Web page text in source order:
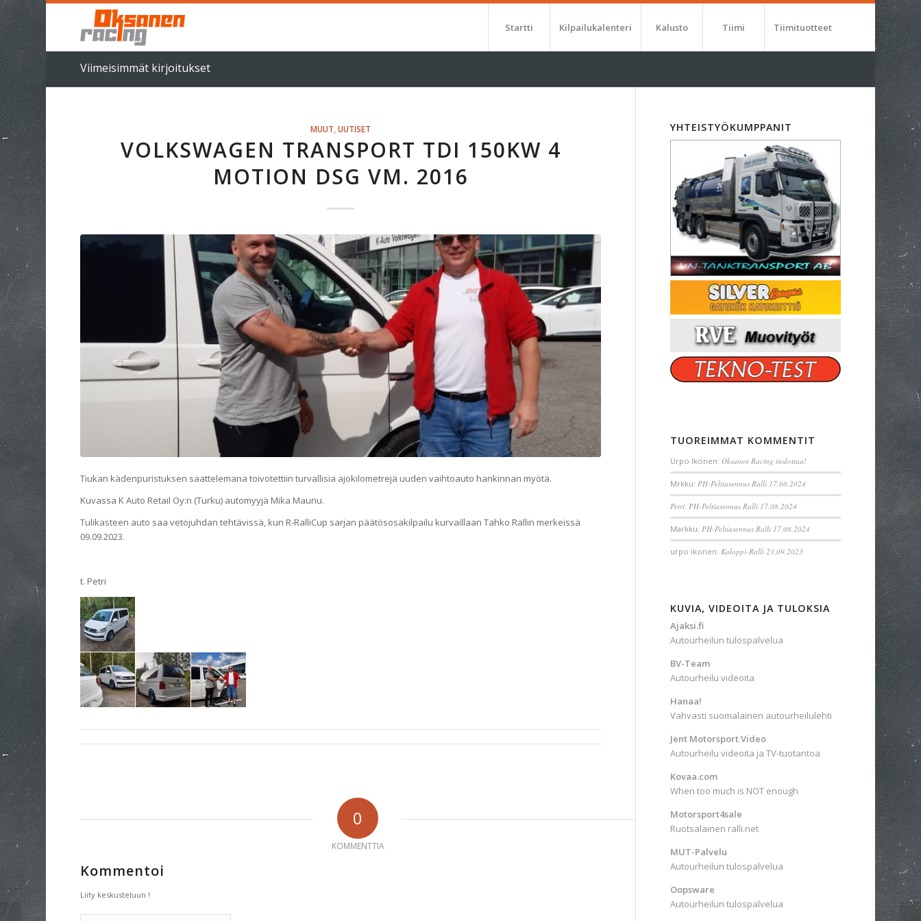
Startti Kilpailukalenteri Kalusto Tiimi Tiimituotteet
Viimeisimmät kirjoitukset
MUUT ,UUTISET
VOLKSWAGEN TRANSPORT TDI 150KW 4
MOTION DSG VM. 2016
Tiukan kädenpuristuksen saattelemana toivotettiin turvallisia ajokilometrejä uuden vaihtoauto hankinnan myötä.
Kuvassa K Auto Retail Oy:n (Turku) automyyjä Mika Maunu.
Tulikasteen auto saa vetojuhdan tehtävissä, kun R-RalliCup sarjan päätösosakilpailu kurvaillaan Tahko Rallin merkeissä
09.09.2023.
t. Petri
0
KOMMENTTIA
Kommentoi
Liity keskusteluun !
YHTEISTYÖKUMPPANIT
TUOREIMMAT KOMMENTIT
Urpo Ikonen:Oksanen Racing tiedottaa!
Mrkku:PH-Peltiasennus Ralli 17.08.2024
Petri:PH-Peltiasennus Ralli 17.08.2024
Markku:PH-Peltiasennus Ralli 17.08.2024
urpo ikonen:Kaloppi-Ralli 23.09.2023
KUVIA, VIDEOITA JA TULOKSIA
Ajaksi.fi
Autourheilun tulospalvelua
BV-Team
Autourheilu videoita
Hanaa!
Vahvasti suomalainen autourheilulehti
Jent Motorsport Video
Autourheilu videoita ja TV-tuotantoa
Kovaa.com
When too much is NOT enough
Motorsport4sale
Ruotsalainen ralli.net
MUT-Palvelu
Autourheilun tulospalvelua
Oopsware
Autourheilun tulospalvelua